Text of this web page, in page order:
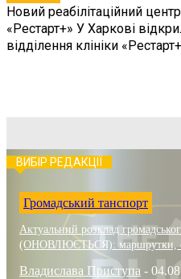
Новий реабілітаційний
«Рестарт+» У Харкові відкрилося нове реабілітаційне
відділення клініки
ВИБІР РЕДАКЦІЇ
Громадський танспорт
Актуальний розклад
(ОНОВЛЮЄТЬСЯ): маршрутки,
Владислава Приступа -